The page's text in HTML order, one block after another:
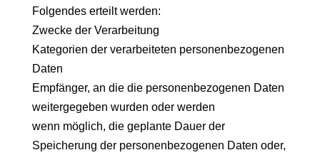
Folgendes erteilt werden:
Zwecke der Verarbeitung
Kategorien der verarbeiteten personenbezogenen
Daten
Empfänger, an die die personenbezogenen Daten
weitergegeben wurden oder werden
wenn möglich, die geplante Dauer der
Speicherung der personenbezogenen Daten oder,